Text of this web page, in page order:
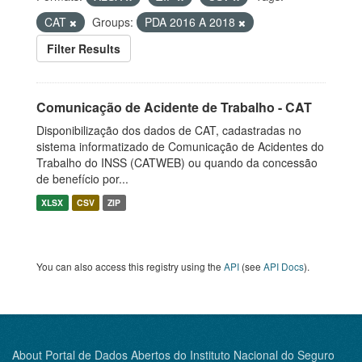
CAT
Groups:
PDA 2016 A 2018
Filter Results
Comunicação de Acidente de Trabalho - CAT
Disponibilização dos dados de CAT, cadastradas no
sistema informatizado de Comunicação de Acidentes do
Trabalho do INSS (CATWEB) ou quando da concessão
de benefício por...
XLSX CSV ZIP
You can also access this registry using the API (see API Docs).
About Portal de Dados Abertos do Instituto Nacional do Seguro